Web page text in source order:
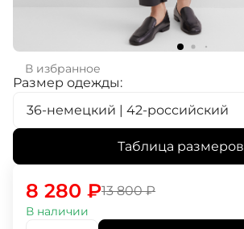
В избранное
Размер одежды:
36-немецкий | 42-российский
Таблица размеров
13 800₽
8 280 ₽
В наличии